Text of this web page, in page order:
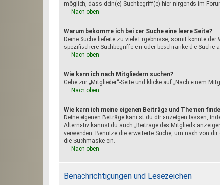
möglich, dass dein(e) Suchbegriff(e) hier nirgends im
Nach oben
Warum bekomme ich bei der Suche eine leere Seite?
Deine Suche lieferte zu viele Ergebnisse, somit konnte
spezifischere Suchbegriffe ein oder beschränke die Suche
Nach oben
Wie kann ich nach Mitgliedern suchen?
Gehe zur „Mitglieder“-Seite und klicke auf „Nach einem
Nach oben
Wie kann ich meine eigenen Beiträge und Themen
Deine eigenen Beiträge kannst du dir anzeigen lassen,
Alternativ kannst du auch „Beiträge des Mitglieds
verwenden. Benutze die erweiterte Suche, um nach von
die Suchmaske ein.
Nach oben
Benachrichtigungen und Lesezeichen